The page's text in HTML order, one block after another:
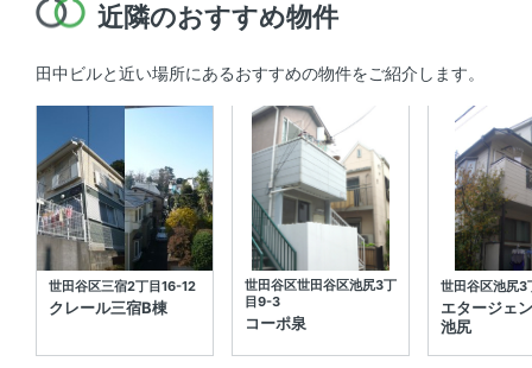
近隣のおすすめ物件
田中ビルと近い場所にあるおすすめの物件をご紹介します。
世田谷区三宿2丁目16-12
クレール三宿B棟
世田谷区世田谷区池尻3丁
目9-3
コーポ泉
世田谷区池尻
エタージェ
池尻